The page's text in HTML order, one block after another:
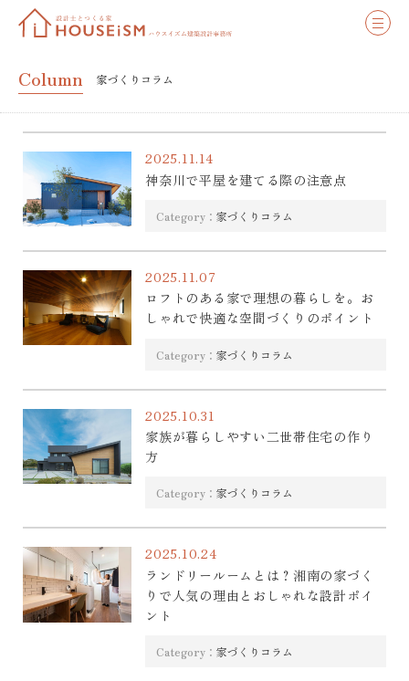
Column 家づくりコラム
2025.11.14
神奈川で平屋を建てる際の注意点
Category： 家づくりコラム
2025.11.07
ロフトのある家で理想の暮らしを。お
しゃれで快適な空間づくりのポイント
Category： 家づくりコラム
2025.10.31
家族が暮らしやすい二世帯住宅の作り
方
Category： 家づくりコラム
2025.10.24
ランドリールームとは？湘南の家づく
りで人気の理由とおしゃれな設計ポイ
ント
Category： 家づくりコラム